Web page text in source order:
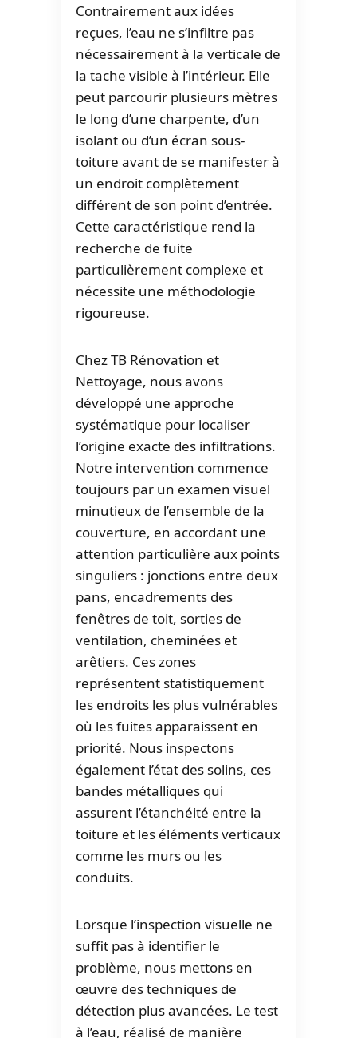
Contrairement aux idées
reçues, l’eau ne s’infiltre pas
nécessairement à la verticale de
la tache visible à l’intérieur. Elle
peut parcourir plusieurs mètres
le long d’une charpente, d’un
isolant ou d’un écran sous-
toiture avant de se manifester à
un endroit complètement
différent de son point d’entrée.
Cette caractéristique rend la
recherche de fuite
particulièrement complexe et
nécessite une méthodologie
rigoureuse.
Chez TB Rénovation et
Nettoyage, nous avons
développé une approche
systématique pour localiser
l’origine exacte des infiltrations.
Notre intervention commence
toujours par un examen visuel
minutieux de l’ensemble de la
couverture, en accordant une
attention particulière aux points
singuliers : jonctions entre deux
pans, encadrements des
fenêtres de toit, sorties de
ventilation, cheminées et
arêtiers. Ces zones
représentent statistiquement
les endroits les plus vulnérables
où les fuites apparaissent en
priorité. Nous inspectons
également l’état des solins, ces
bandes métalliques qui
assurent l’étanchéité entre la
toiture et les éléments verticaux
comme les murs ou les
conduits.
Lorsque l’inspection visuelle ne
suffit pas à identifier le
problème, nous mettons en
œuvre des techniques de
détection plus avancées. Le test
à l’eau, réalisé de manière